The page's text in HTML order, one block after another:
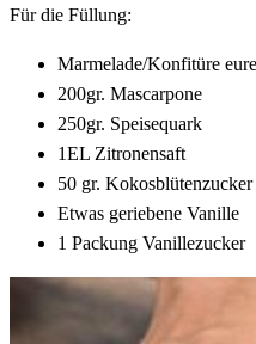
Für die Füllung:
Marmelade/Konfitüre
200gr. Mascarpone
250gr. Speisequark
1EL Zitronensaft
50 gr. Kokosblütenzucker
Etwas geriebene Vanille
1 Packung Vanillezucker